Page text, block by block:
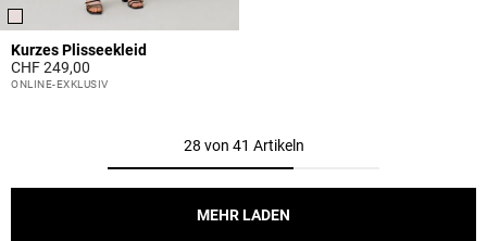
Kurzes Plisseekleid
CHF 249,00
5 out of 5 Customer Rating
ONLINE-EXKLUSIV
28 von 41 Artikeln
MEHR LADEN